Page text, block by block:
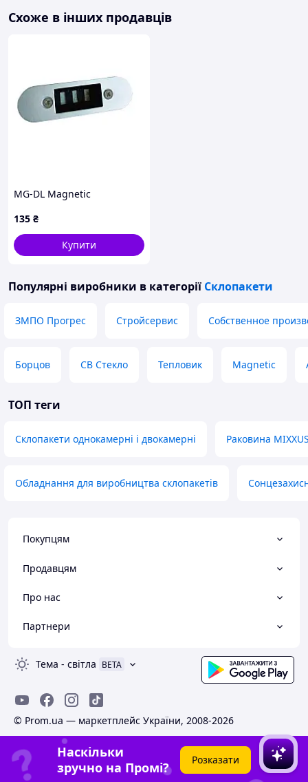
Схоже в інших продавців
MG-DL Magnetic
135 ₴
Купити
Популярні виробники в категорії Склопакети
ЗМПО Прогрес Стройсервис Собственное
Борцов СВ Стекло Тепловик Magnetic
ТОП теги
Склопакети однокамерні і двокамерні Раковина
Обладнання для виробництва склопакетів
Покупцям
Продавцям
Про нас
Партнери
Тема - світла BETA
© Prom.ua — маркетплейс України, 2008-2026
Наскільки
зручно на Промі?
Розказати